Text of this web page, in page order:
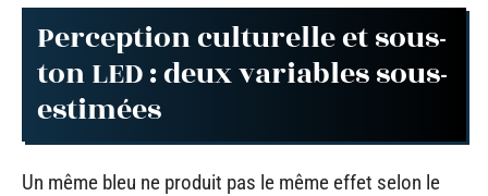
Perception culturelle et sous-
ton LED : deux variables sous-
estimées
Un même bleu ne produit pas le même effet selon le